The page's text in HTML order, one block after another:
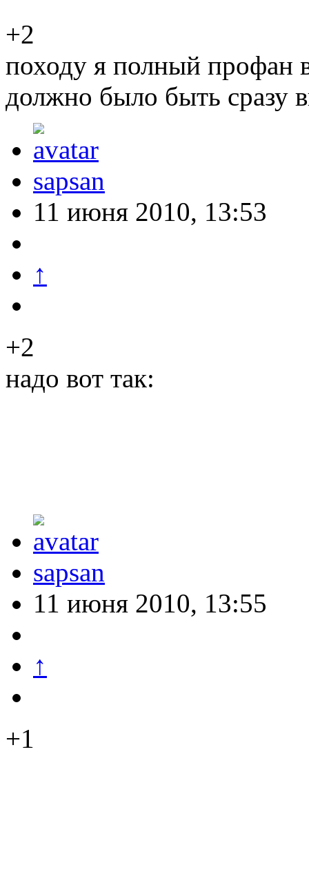
+2
походу я полный профан
должно было быть сразу
sapsan
11 июня 2010, 13:53
↑
+2
надо вот так:
sapsan
11 июня 2010, 13:55
↑
+1